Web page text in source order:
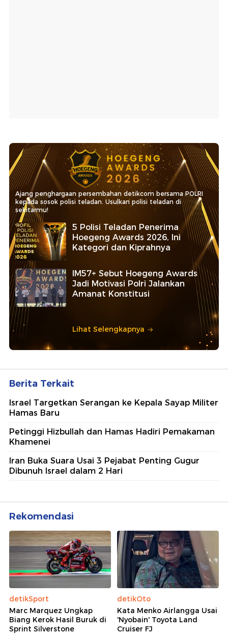
Ajang penghargaan persembahan detikcom bersama POLRI
kepada sosok polisi teladan. Usulkan polisi teladan di
sekitarmu!
5 Polisi Teladan Penerima
Hoegeng Awards 2026, Ini
Kategori dan Kiprahnya
IM57+ Sebut Hoegeng Awards
Jadi Motivasi Polri Jalankan
Amanat Konstitusi
Lihat Selengkapnya
Berita Terkait
Israel Targetkan Serangan ke Kepala Sayap Militer
Hamas Baru
Petinggi Hizbullah dan Hamas Hadiri Pemakaman
Khamenei
Iran Buka Suara Usai 3 Pejabat Penting Gugur
Dibunuh Israel dalam 2 Hari
Rekomendasi
detikSport
Marc Marquez Ungkap
Biang Kerok Hasil Buruk di
Sprint Silverstone
detikOto
Kata Menko Airlangga Usai
'Nyobain' Toyota Land
Cruiser FJ